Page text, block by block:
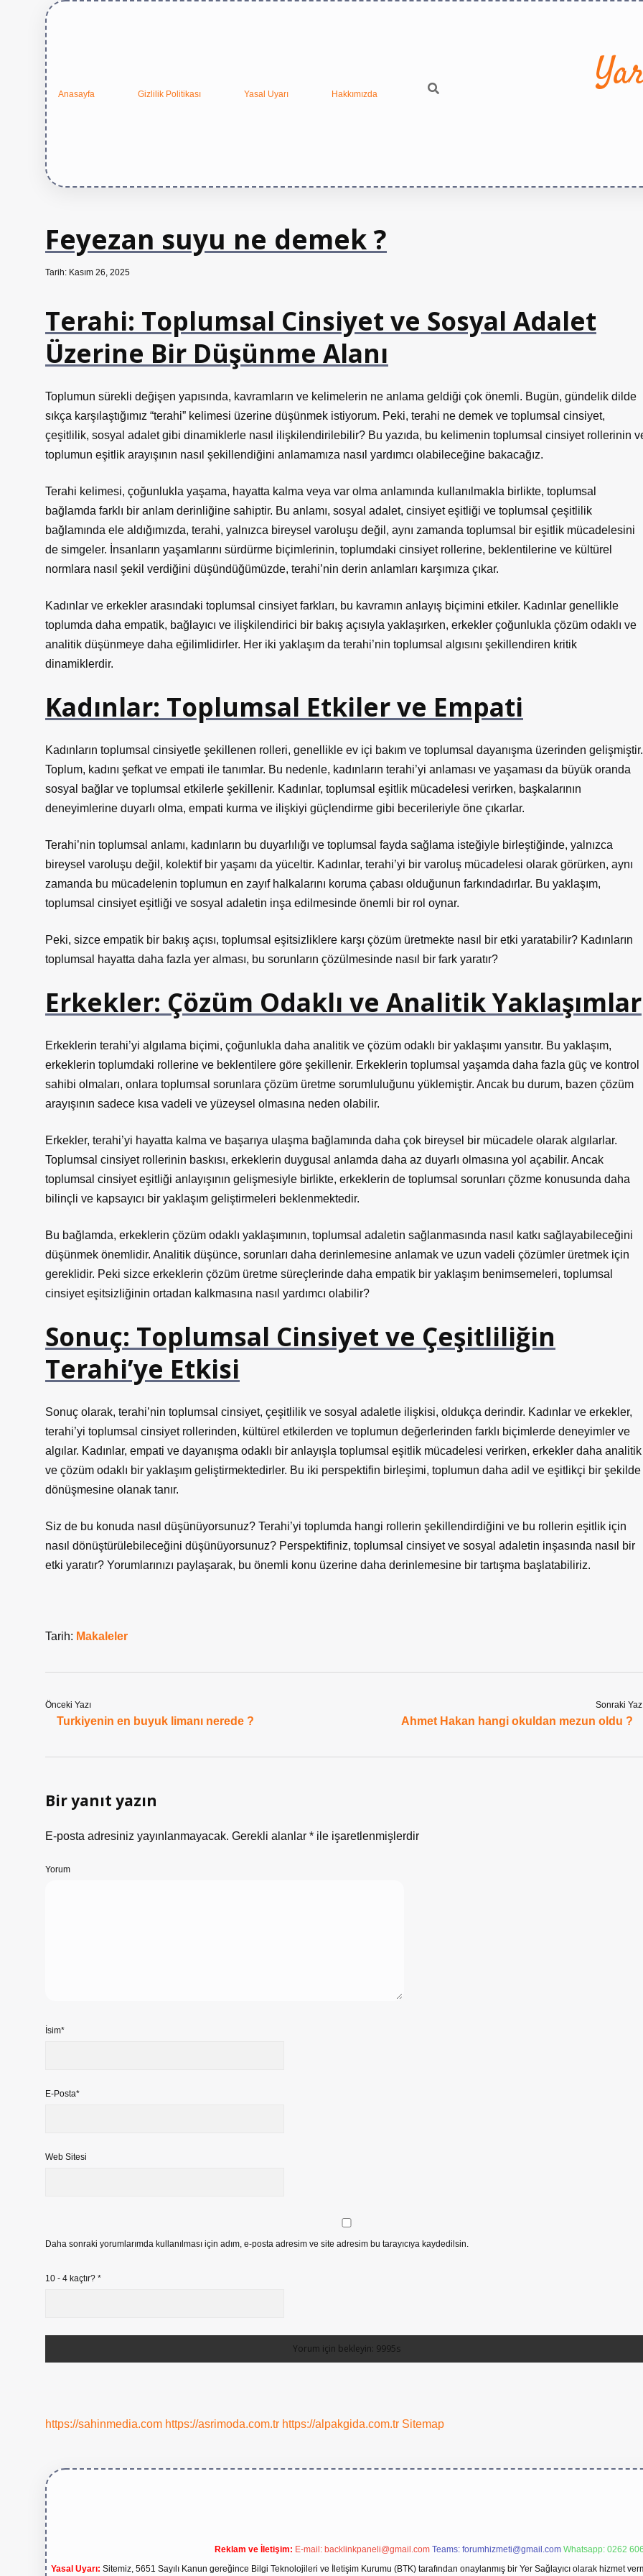
Anasayfa Gizlilik Politikası Yasal Uyarı Hakkımızda
Feyezan suyu ne demek ?
Tarih: Kasım 26, 2025
Terahi: Toplumsal Cinsiyet ve Sosyal Adalet
Üzerine Bir Düşünme Alanı
Toplumun sürekli değişen yapısında, kavramların ve kelimelerin ne anlama geldiği çok önemli. Bugün, gündelik dilde
sıkça karşılaştığımız “terahi” kelimesi üzerine düşünmek istiyorum. Peki, terahi ne demek ve toplumsal cinsiyet,
çeşitlilik, sosyal adalet gibi dinamiklerle nasıl ilişkilendirilebilir? Bu yazıda, bu kelimenin toplumsal cinsiyet rollerinin
toplumun eşitlik arayışının nasıl şekillendiğini anlamamıza nasıl yardımcı olabileceğine bakacağız.
Terahi kelimesi, çoğunlukla yaşama, hayatta kalma veya var olma anlamında kullanılmakla birlikte, toplumsal
bağlamda farklı bir anlam derinliğine sahiptir. Bu anlamı, sosyal adalet, cinsiyet eşitliği ve toplumsal çeşitlilik
bağlamında ele aldığımızda, terahi, yalnızca bireysel varoluşu değil, aynı zamanda toplumsal bir eşitlik mücadelesini
de simgeler. İnsanların yaşamlarını sürdürme biçimlerinin, toplumdaki cinsiyet rollerine, beklentilerine ve kültürel
normlara nasıl şekil verdiğini düşündüğümüzde, terahi’nin derin anlamları karşımıza çıkar.
Kadınlar ve erkekler arasındaki toplumsal cinsiyet farkları, bu kavramın anlayış biçimini etkiler. Kadınlar genellikle
toplumda daha empatik, bağlayıcı ve ilişkilendirici bir bakış açısıyla yaklaşırken, erkekler çoğunlukla çözüm odaklı ve
analitik düşünmeye daha eğilimlidirler. Her iki yaklaşım da terahi’nin toplumsal algısını şekillendiren kritik
dinamiklerdir.
Kadınlar: Toplumsal Etkiler ve Empati
Kadınların toplumsal cinsiyetle şekillenen rolleri, genellikle ev içi bakım ve toplumsal dayanışma üzerinden gelişmiştir.
Toplum, kadını şefkat ve empati ile tanımlar. Bu nedenle, kadınların terahi’yi anlaması ve yaşaması da büyük oranda
sosyal bağlar ve toplumsal etkilerle şekillenir. Kadınlar, toplumsal eşitlik mücadelesi verirken, başkalarının
deneyimlerine duyarlı olma, empati kurma ve ilişkiyi güçlendirme gibi becerileriyle öne çıkarlar.
Terahi’nin toplumsal anlamı, kadınların bu duyarlılığı ve toplumsal fayda sağlama isteğiyle birleştiğinde, yalnızca
bireysel varoluşu değil, kolektif bir yaşamı da yüceltir. Kadınlar, terahi’yi bir varoluş mücadelesi olarak görürken, aynı
zamanda bu mücadelenin toplumun en zayıf halkalarını koruma çabası olduğunun farkındadırlar. Bu yaklaşım,
toplumsal cinsiyet eşitliği ve sosyal adaletin inşa edilmesinde önemli bir rol oynar.
Peki, sizce empatik bir bakış açısı, toplumsal eşitsizliklere karşı çözüm üretmekte nasıl bir etki yaratabilir? Kadınların
toplumsal hayatta daha fazla yer alması, bu sorunların çözülmesinde nasıl bir fark yaratır?
Erkekler: Çözüm Odaklı ve Analitik Yaklaşımlar
Erkeklerin terahi’yi algılama biçimi, çoğunlukla daha analitik ve çözüm odaklı bir yaklaşımı yansıtır. Bu yaklaşım,
erkeklerin toplumdaki rollerine ve beklentilere göre şekillenir. Erkeklerin toplumsal yaşamda daha fazla güç ve kontrol
sahibi olmaları, onlara toplumsal sorunlara çözüm üretme sorumluluğunu yüklemiştir. Ancak bu durum, bazen çözüm
arayışının sadece kısa vadeli ve yüzeysel olmasına neden olabilir.
Erkekler, terahi’yi hayatta kalma ve başarıya ulaşma bağlamında daha çok bireysel bir mücadele olarak algılarlar.
Toplumsal cinsiyet rollerinin baskısı, erkeklerin duygusal anlamda daha az duyarlı olmasına yol açabilir. Ancak
toplumsal cinsiyet eşitliği anlayışının gelişmesiyle birlikte, erkeklerin de toplumsal sorunları çözme konusunda daha
bilinçli ve kapsayıcı bir yaklaşım geliştirmeleri beklenmektedir.
Bu bağlamda, erkeklerin çözüm odaklı yaklaşımının, toplumsal adaletin sağlanmasında nasıl katkı sağlayabileceğini
düşünmek önemlidir. Analitik düşünce, sorunları daha derinlemesine anlamak ve uzun vadeli çözümler üretmek için
gereklidir. Peki sizce erkeklerin çözüm üretme süreçlerinde daha empatik bir yaklaşım benimsemeleri, toplumsal
cinsiyet eşitsizliğinin ortadan kalkmasına nasıl yardımcı olabilir?
Sonuç: Toplumsal Cinsiyet ve Çeşitliliğin
Terahi’ye Etkisi
Sonuç olarak, terahi’nin toplumsal cinsiyet, çeşitlilik ve sosyal adaletle ilişkisi, oldukça derindir. Kadınlar ve erkekler,
terahi’yi toplumsal cinsiyet rollerinden, kültürel etkilerden ve toplumun değerlerinden farklı biçimlerde deneyimler ve
algılar. Kadınlar, empati ve dayanışma odaklı bir anlayışla toplumsal eşitlik mücadelesi verirken, erkekler daha analitik
ve çözüm odaklı bir yaklaşım geliştirmektedirler. Bu iki perspektifin birleşimi, toplumun daha adil ve eşitlikçi bir şekilde
dönüşmesine olanak tanır.
Siz de bu konuda nasıl düşünüyorsunuz? Terahi’yi toplumda hangi rollerin şekillendirdiğini ve bu rollerin eşitlik için
nasıl dönüştürülebileceğini düşünüyorsunuz? Perspektifiniz, toplumsal cinsiyet ve sosyal adaletin inşasında nasıl bir
etki yaratır? Yorumlarınızı paylaşarak, bu önemli konu üzerine daha derinlemesine bir tartışma başlatabiliriz.
Tarih: Makaleler
Önceki Yazı
Turkiyenin en buyuk limanı nerede ?
Sonraki
Ahmet Hakan hangi okuldan mezun oldu ?
Bir yanıt yazın
E-posta adresiniz yayınlanmayacak. Gerekli alanlar * ile işaretlenmişlerdir
Yorum
İsim*
E-Posta*
Web Sitesi
Daha sonraki yorumlarımda kullanılması için adım, e-posta adresim ve site adresim bu tarayıcıya kaydedilsin.
10 - 4 kaçtır? *
https://sahinmedia.com https://asrimoda.com.tr https://alpakgida.com.tr Sitemap
Reklam ve İletişim: E-mail: backlinkpaneli@gmail.com Teams: forumhizmeti@gmail.com Whatsapp: 0262
Yasal Uyarı: Sitemiz, 5651 Sayılı Kanun gereğince Bilgi Teknolojileri ve İletişim Kurumu (BTK) tarafından onaylanmış bir Yer Sağlayıcı olarak hizmet